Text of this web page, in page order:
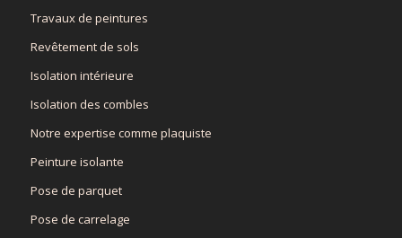
Travaux de peintures
Revêtement de sols
Isolation intérieure
Isolation des combles
Notre expertise comme plaquiste
Peinture isolante
Pose de parquet
Pose de carrelage